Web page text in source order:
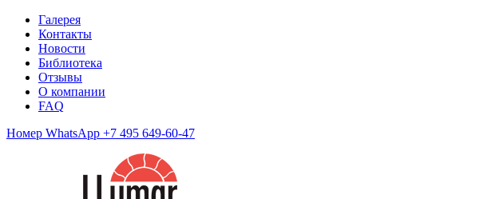
Галерея
Контакты
Новости
Библиотека
Отзывы
О компании
FAQ
Номер WhatsApp +7 495 649-60-47